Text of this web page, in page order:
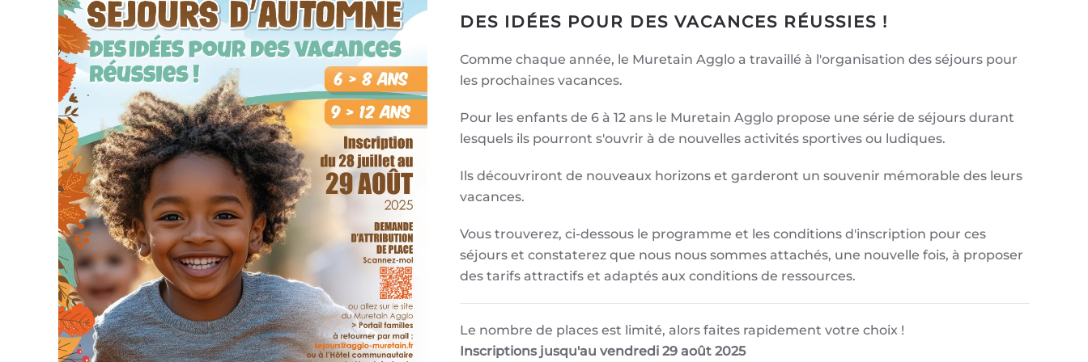
DES IDÉES POUR DES VACANCES RÉUSSIES !
Comme chaque année, le Muretain Agglo a travaillé à l'organisation des séjours pour
les prochaines vacances.
Pour les enfants de 6 à 12 ans le Muretain Agglo propose une série de séjours durant
lesquels ils pourront s'ouvrir à de nouvelles activités sportives ou ludiques.
Ils découvriront de nouveaux horizons et garderont un souvenir mémorable des leurs
vacances.
Vous trouverez, ci-dessous le programme et les conditions d'inscription pour ces
séjours et constaterez que nous nous sommes attachés, une nouvelle fois, à proposer
des tarifs attractifs et adaptés aux conditions de ressources.
Le nombre de places est limité, alors faites rapidement votre choix !
Inscriptions jusqu'au vendredi 29 août 2025